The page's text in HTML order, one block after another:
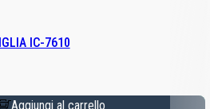
IC-7610
Aggiungi al carrello